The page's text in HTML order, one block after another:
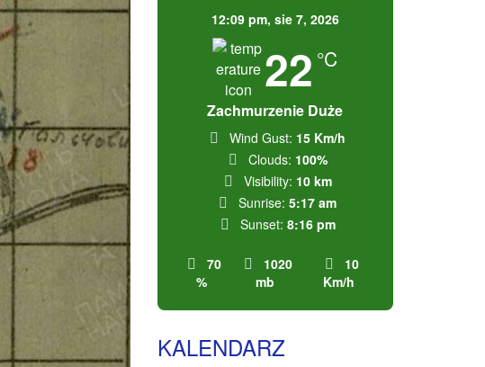
12:09 pm, sie 7, 2026
22 °C
Zachmurzenie Duże
70
%
1020
mb
10
Km/h
Wind Gust: 15 Km/h
Clouds: 100%
Visibility: 10 km
Sunrise: 5:17 am
Sunset: 8:16 pm
KALENDARZ